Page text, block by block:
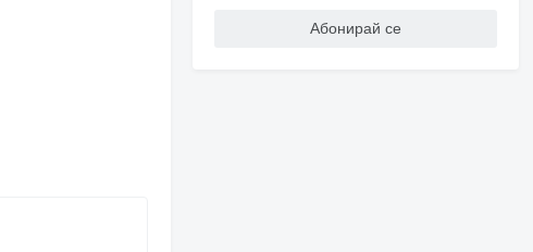
Абонирай се